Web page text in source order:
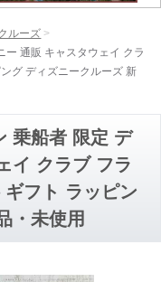
ルーズ
ー 通販 キャスタウェイ クラ
グ ディズニークルーズ 新
乗船者 限定 デ
イ クラブ フラ
フト ラッピン
・未使用